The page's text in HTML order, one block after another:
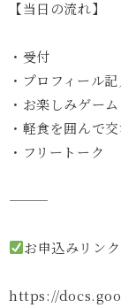
【当日の流れ】
・受付
・プロフィール
・お楽しみゲーム
・軽食を囲んで
・フリートーク
お申込みリンク
https://